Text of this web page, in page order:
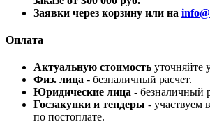
Заявки через корзину или на
Оплата
Актуальную стоимость уточняйте
Физ. лица - безналичный расчет.
Юридические лица - безналичный
Госзакупки и тендеры - участвуем
по постоплате.